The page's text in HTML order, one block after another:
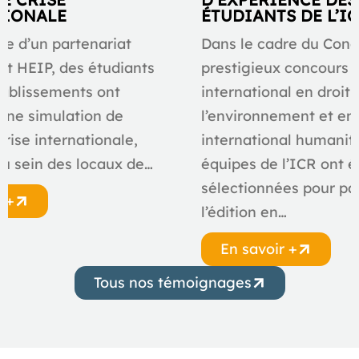
d’un partenariat
HEIP, des étudiants
ont
simulation de
internationale,
sein des locaux de…
+
ÉTUDIANTS DE
Dans le cadre du
prestigieux concours
international en droit
l’environnement et
international
équipes de l’ICR ont
sélectionnées pour
l’édition en…
En savoir +
Tous nos témoignages